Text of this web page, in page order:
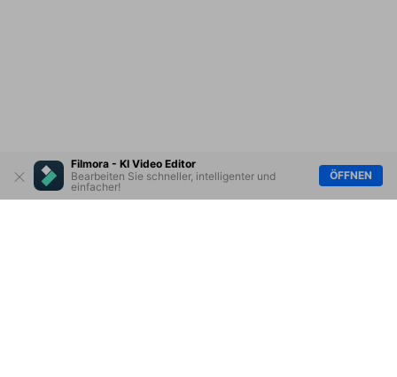
Filmora - KI Video Editor
Bearbeiten Sie schneller, intelligenter und
einfacher!
ÖFFNEN